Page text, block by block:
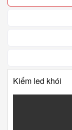
Kiếm led khói